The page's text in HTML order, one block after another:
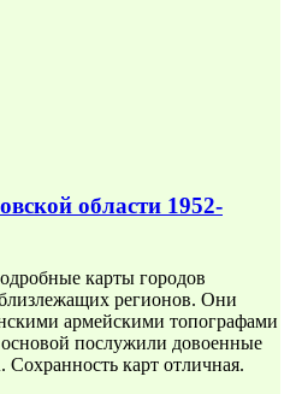
области 1952-
карты городов
регионов. Они
армейскими топографами
послужили довоенные
карт отличная.